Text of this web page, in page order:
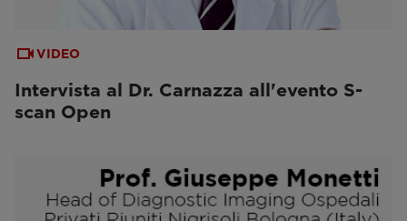
VIDEO
Intervista al Dr. Carnazza all'evento S-
scan Open